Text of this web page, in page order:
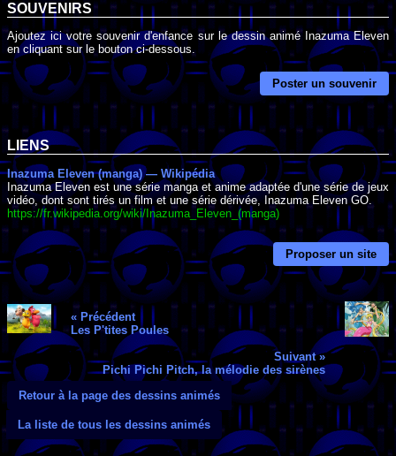
SOUVENIRS
Ajoutez ici votre souvenir d'enfance sur le dessin animé Inazuma Eleven
en cliquant sur le bouton ci-dessous.
Poster un souvenir
LIENS
Inazuma Eleven (manga) — Wikipédia
Inazuma Eleven est une série manga et anime adaptée d'une série de jeux
vidéo, dont sont tirés un film et une série dérivée, Inazuma Eleven GO.
https://fr.wikipedia.org/wiki/Inazuma_Eleven_(manga)
Proposer un site
« Précédent
Les P'tites Poules
Suivant »
Pichi Pichi Pitch, la mélodie des sirènes
Retour à la page des dessins animés
La liste de tous les dessins animés